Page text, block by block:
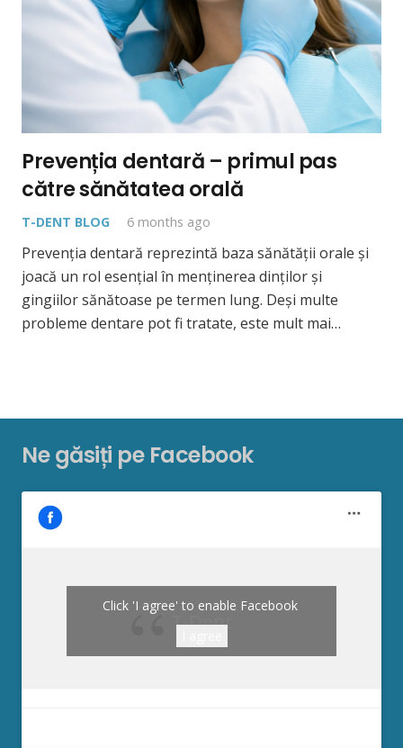
Prevenția dentară – primul pas
către sănătatea orală
T-DENT BLOG 6 months ago
Prevenția dentară reprezintă baza sănătății orale și
joacă un rol esențial în menținerea dinților și
gingiilor sănătoase pe termen lung. Deși multe
probleme dentare pot fi tratate, este mult mai…
Ne găsiți pe Facebook
T-Dent
Click 'I agree' to enable Facebook